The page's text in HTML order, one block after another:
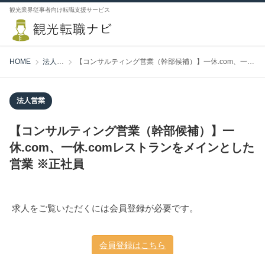
観光業界従事者向け転職支援サービス
HOME 法人営業 【コンサルティング営業（幹部候補）】一休.com、一休.comレストランをメインとした営業 ※正社員
法人営業
【コンサルティング営業（幹部候補）】一
休.com、一休.comレストランをメインとした
営業 ※正社員
求人をご覧いただくには会員登録が必要です。
会員登録はこちら